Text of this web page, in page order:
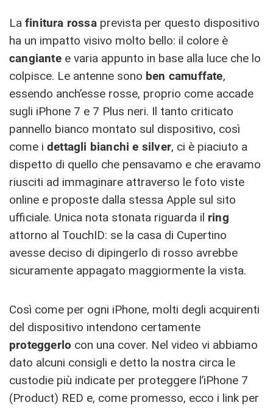
La finitura rossaprevista per questo dispositivo
ha un impatto visivo molto bello: il colore è
cangiantee varia appunto in base alla luce che lo
colpisce. Le antenne sono ben camuffate,
essendo anch’esse rosse, proprio come accade
sugli iPhone 7 e 7 Plus neri. Il tanto criticato
pannello bianco montato sul dispositivo, così
come i dettagli bianchi e silver, ci è piaciuto a
dispetto di quello che pensavamo e che eravamo
riusciti ad immaginare attraverso le foto viste
online e proposte dalla stessa Apple sul sito
ufficiale. Unica nota stonata riguarda il ring
attorno al TouchID: se la casa di Cupertino
avesse deciso di dipingerlo di rosso avrebbe
sicuramente appagato maggiormente la vista.
Così come per ogni iPhone, molti degli acquirenti
del dispositivo intendono certamente
proteggerlo con una cover. Nel video vi abbiamo
dato alcuni consigli e detto la nostra circa le
custodie più indicate per proteggere l’iPhone 7
(Product) RED e, come promesso, ecco i link per